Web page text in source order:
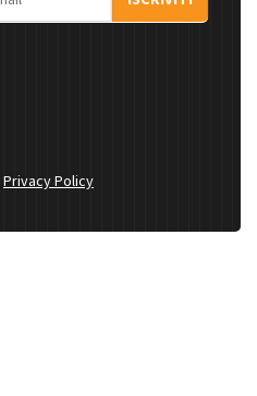
Privacy Policy